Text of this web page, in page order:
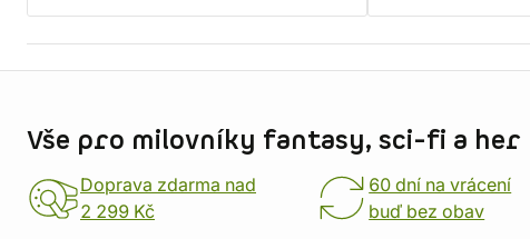
Vše pro milovníky fantasy, sci-fi a her
Doprava zdarma nad
2 299 Kč
60 dní na vrácení
buď bez obav